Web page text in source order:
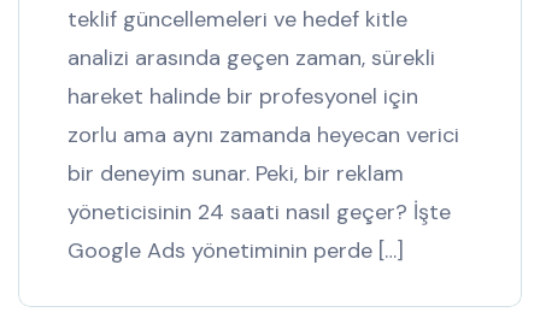
teklif güncellemeleri ve hedef kitle
analizi arasında geçen zaman, sürekli
hareket halinde bir profesyonel için
zorlu ama aynı zamanda heyecan verici
bir deneyim sunar. Peki, bir reklam
yöneticisinin 24 saati nasıl geçer? İşte
Google Ads yönetiminin perde […]